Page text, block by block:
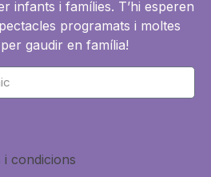
infants i famílies. T’hi esperen
programats i moltes
gaudir en família!
condicions